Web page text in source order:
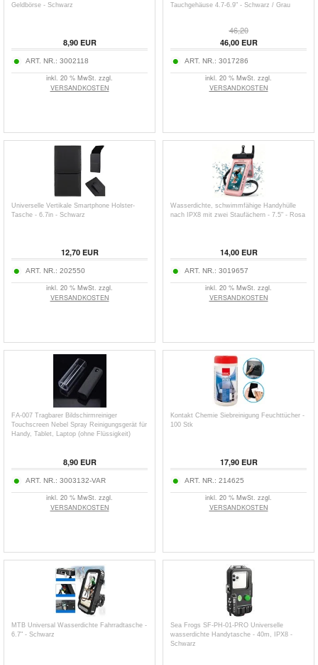
Geldbörse - Schwarz
8,90EUR
ART. NR.: 3002118
inkl. 20 % MwSt. zzgl.
VERSANDKOSTEN
Tauchgehäuse 4.7-6.9" - Schwarz / Grau
46,20
46,00EUR
ART. NR.: 3017286
inkl. 20 % MwSt. zzgl.
VERSANDKOSTEN
Universelle Vertikale Smartphone Holster-
Tasche - 6.7in - Schwarz
12,70EUR
ART. NR.: 202550
inkl. 20 % MwSt. zzgl.
VERSANDKOSTEN
Wasserdichte, schwimmfähige Handyhülle
nach IPX8 mit zwei Staufächern - 7.5" - Rosa
14,00EUR
ART. NR.: 3019657
inkl. 20 % MwSt. zzgl.
VERSANDKOSTEN
FA-007 Tragbarer Bildschirmreiniger
Touchscreen Nebel Spray Reinigungsgerät für
Handy, Tablet, Laptop (ohne Flüssigkeit)
8,90EUR
ART. NR.: 3003132-VAR
inkl. 20 % MwSt. zzgl.
VERSANDKOSTEN
Kontakt Chemie Siebreinigung Feuchttücher -
100 Stk
17,90EUR
ART. NR.: 214625
inkl. 20 % MwSt. zzgl.
VERSANDKOSTEN
MTB Universal Wasserdichte Fahrradtasche -
6.7" - Schwarz
Sea Frogs SF-PH-01-PRO Universelle
wasserdichte Handytasche - 40m, IPX8 -
Schwarz